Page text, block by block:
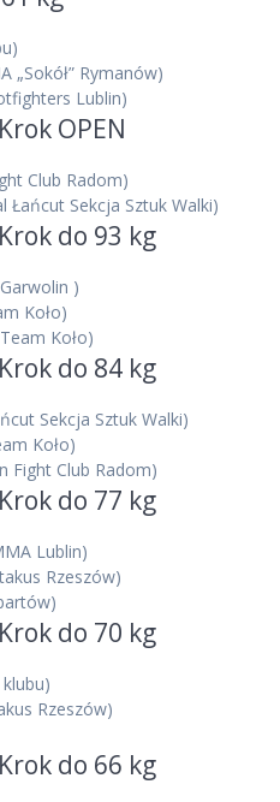
„Sokół” Rymanów)
Lublin)
OPEN
Club Radom)
Łańcut Sekcja Sztuk Walki)
do 93 kg
)
Koło)
Koło)
do 84 kg
Sekcja Sztuk Walki)
Koło)
Fight Club Radom)
do 77 kg
Lublin)
Rzeszów)
do 70 kg
Rzeszów)
do 66 kg